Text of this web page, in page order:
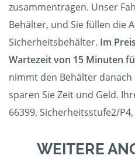
zusammentragen. Unser
Behälter, und Sie füllen die
Sicherheitsbehälter. Im
Wartezeit von 15 Minuten
nimmt den Behälter
sparen Sie Zeit und Geld.
66399, Sicherheitsstufe2/
WEITERE